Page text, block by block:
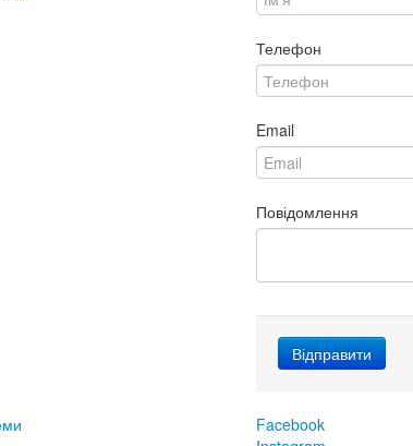
Телефон
Email
Повідомлення
Facebook